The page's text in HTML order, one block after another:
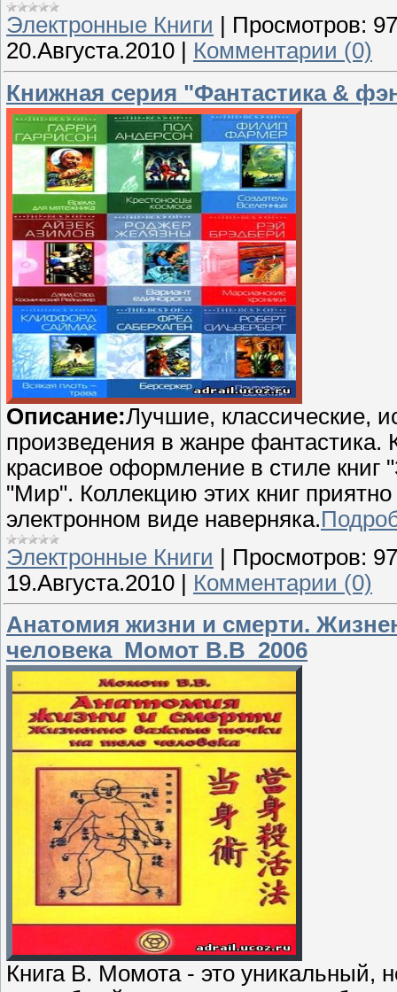
Электронные Книги
Просмотров:
20.Августа.2010
Комментарии (0)
Книжная серия "Фантастика &
Описание:Лучшие, классические,
произведения в жанре
красивое оформление в стиле книг
"Мир". Коллекцию этих книг
электронном виде наверняка.
Электронные Книги | Просмотров:
19.Августа.2010 | Комментарии (0)
Анатомия жизни и смерти.
человека_Момот В.В_2006
Книга В. Момота - это уникальный,